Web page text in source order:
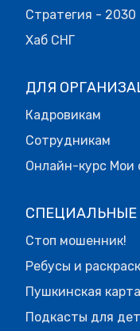
Стратегия - 2030
Хаб СНГ
ДЛЯ
Кадровикам
Сотрудникам
Онлайн-курс Мои
СПЕЦИАЛЬНЫЕ
Стоп мошенник!
Ребусы и
Пушкинская карта
Подкасты для